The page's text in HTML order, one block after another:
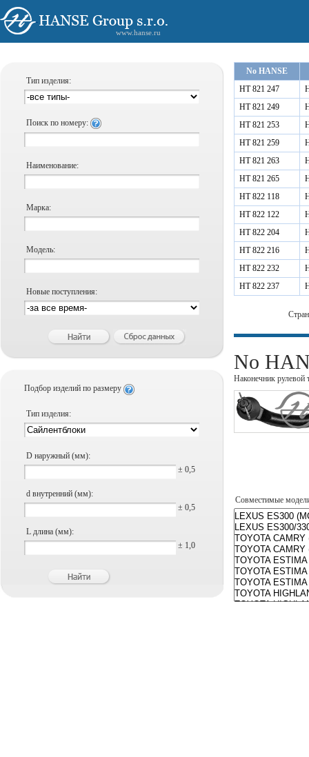
www.hanse.ru
Тип изделия:
Поиск по номеру:
Наименование:
Марка:
Модель:
Новые поступления:
Подбор изделий по размеру
Тип изделия:
D наружный (мм):
± 0,5
d внутренний (мм):
± 0,5
L длина (мм):
± 1,0
No HANSE
HT 821 247
HT 821 249
HT 821 253
HT 821 259
HT 821 263
HT 821 265
HT 822 118
HT 822 122
HT 822 204
HT 822 216
HT 822 232
HT 822 237
No
Наконечник рулевой
Совместимые